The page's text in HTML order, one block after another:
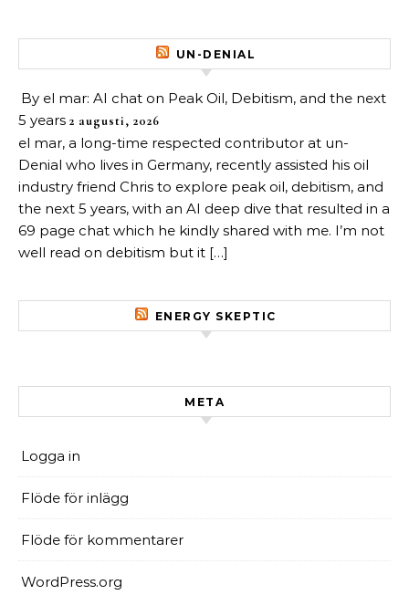
UN-DENIAL
By el mar: AI chat on Peak Oil, Debitism, and the next
5 years 2 augusti, 2026
el mar, a long-time respected contributor at un-
Denial who lives in Germany, recently assisted his oil
industry friend Chris to explore peak oil, debitism, and
the next 5 years, with an AI deep dive that resulted in a
69 page chat which he kindly shared with me. I’m not
well read on debitism but it […]
ENERGY SKEPTIC
META
Logga in
Flöde för inlägg
Flöde för kommentarer
WordPress.org